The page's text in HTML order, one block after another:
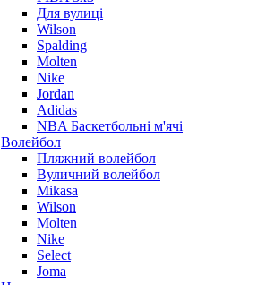
Для вулиці
Wilson
Spalding
Molten
Nike
Jordan
Adidas
NBA Баскетбольні м'ячі
Волейбол
Пляжний волейбол
Вуличний волейбол
Mikasa
Wilson
Molten
Nike
Select
Joma